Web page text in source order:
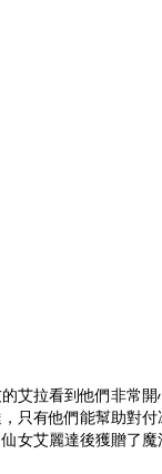
艾拉看到他們非常
只有他們能幫助對
女艾麗達後獲贈了